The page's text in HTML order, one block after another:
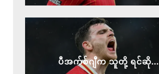
ပီအက်စ်ဂျီက သူတို့ ရင်ဆို...